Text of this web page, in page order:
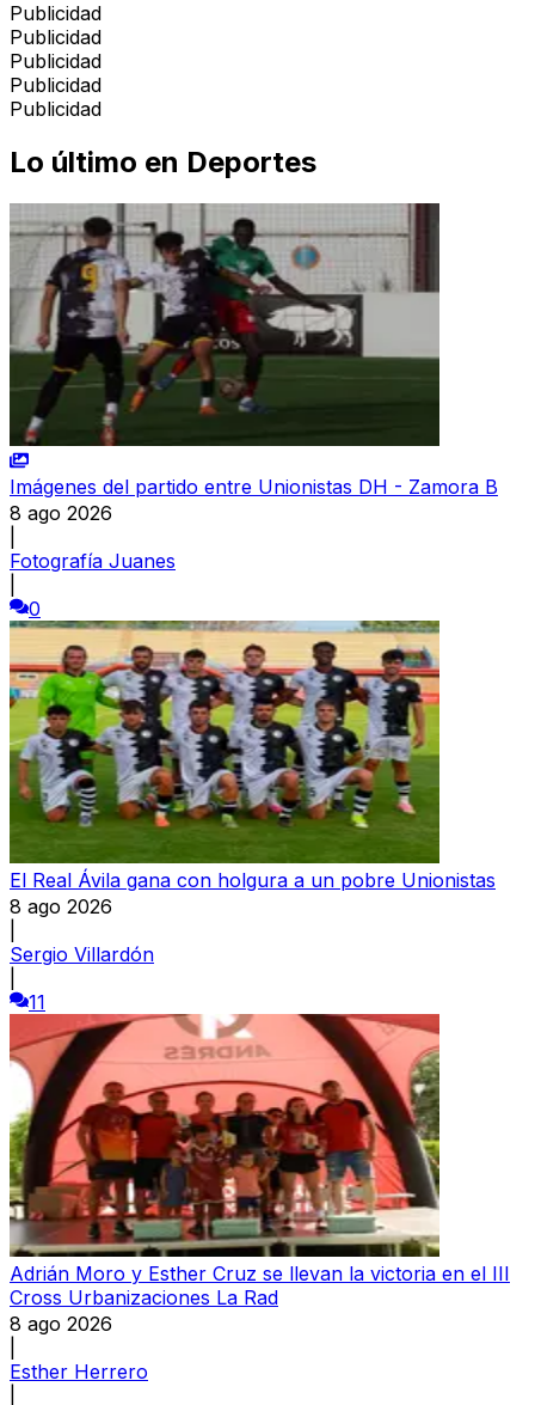
Publicidad
Publicidad
Publicidad
Publicidad
Publicidad
Lo último en Deportes
Imágenes del partido entre Unionistas DH - Zamora B
8 ago 2026
Fotografía Juanes
0
El Real Ávila gana con holgura a un pobre Unionistas
8 ago 2026
Sergio Villardón
11
Adrián Moro y Esther Cruz se llevan la victoria en el III
Cross Urbanizaciones La Rad
8 ago 2026
Esther Herrero